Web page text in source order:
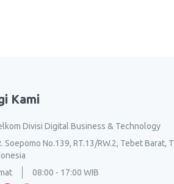
Kami
Divisi Digital Business & Technology
Soepomo No.139, RT.13/RW.2, Tebet Barat,
08:00 - 17:00 WIB